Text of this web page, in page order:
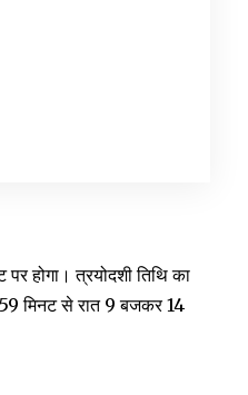
होगा। त्रयोदशी तिथि का
मिनट से रात 9 बजकर 14